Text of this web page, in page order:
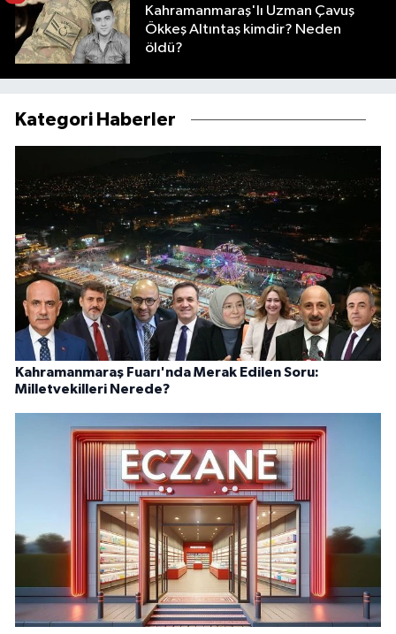
Kahramanmaraş'lı Uzman Çavuş
Ökkeş Altıntaş kimdir? Neden
öldü?
Kategori Haberler
Kahramanmaraş Fuarı'nda Merak Edilen Soru:
Milletvekilleri Nerede?